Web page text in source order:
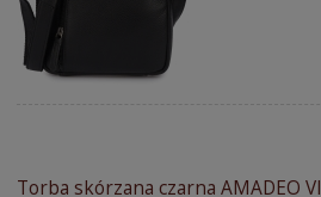
Torba skórzana czarna AMADEO VI